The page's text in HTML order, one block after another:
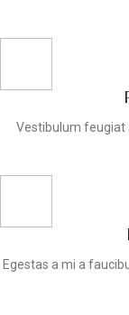
Vestibulum feugiat
Egestas a mi a